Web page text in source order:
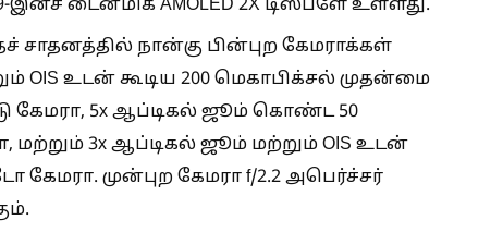
டைனமிக் AMOLED 2X டிஸ்ப்ளே உள்ளது.
நான்கு பின்புற கேமராக்கள்
உடன் கூடிய 200 மெகாபிக்சல் முதன்மை
கேமரா, 5x ஆப்டிகல் ஜூம் கொண்ட 50
3x ஆப்டிகல் ஜூம் மற்றும் OIS உடன்
கேமரா. முன்புற கேமரா f/2.2 அபெர்ச்சர்